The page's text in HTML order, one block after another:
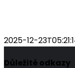
2025-12-
Důležité odkazy